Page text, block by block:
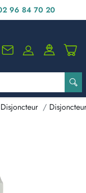
96 84 70 20
Disjoncteur